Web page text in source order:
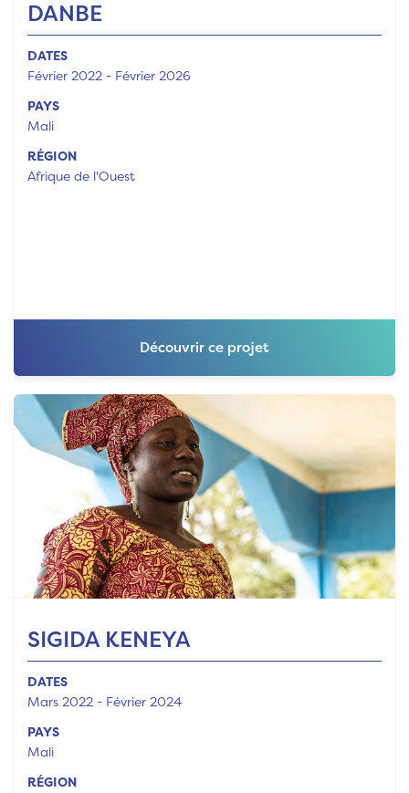
DANBE
DATES
Février 2022 - Février 2026
PAYS
Mali
RÉGION
Afrique de l'Ouest
Découvrir ce projet
SIGIDA KENEYA
DATES
Mars 2022 - Février 2024
PAYS
Mali
RÉGION